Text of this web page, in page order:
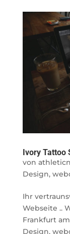
Ivory Tattoo
von
Design,
Ihr
Webseite ..
Frankfurt
Design,